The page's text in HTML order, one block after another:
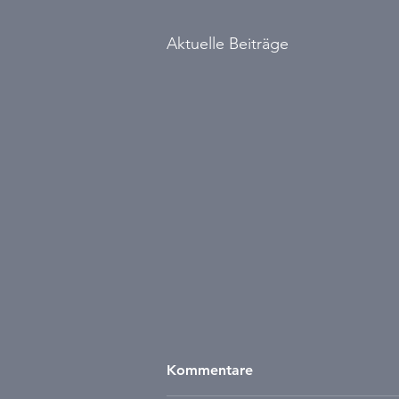
Aktuelle Beiträge
Kommentare